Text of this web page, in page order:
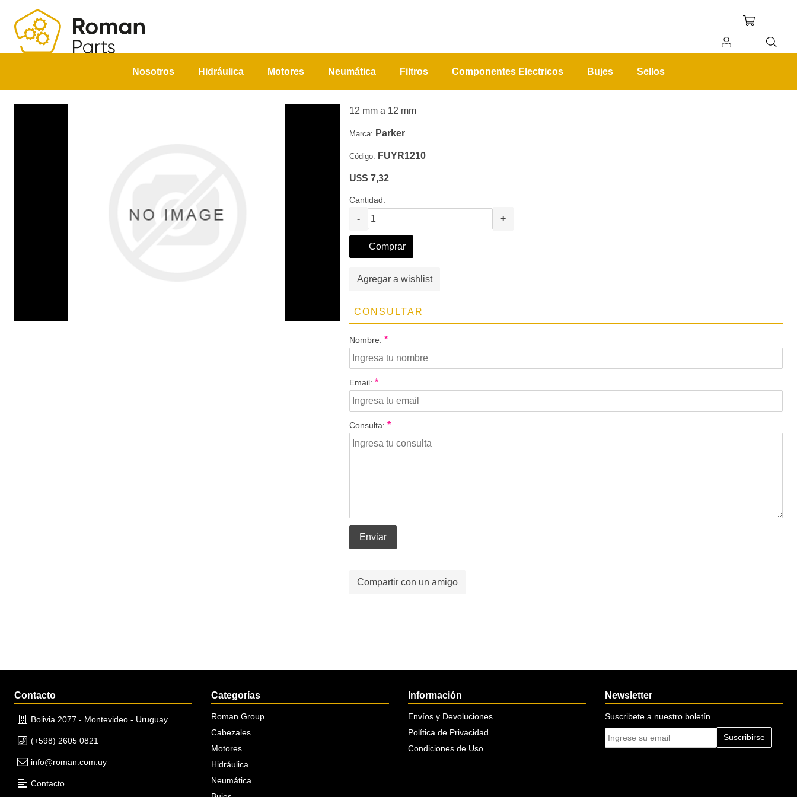
Nosotros Hidráulica Motores Neumática Filtros Componentes Electricos Bujes Sellos
12 mm a 12 mm
Marca: Parker
Código: FUYR1210
U$S 7,32
Cantidad:
- +
Comprar
Agregar a wishlist
CONSULTAR
Nombre: *
Email: *
Consulta: *
Enviar
Compartir con un amigo
Contacto
Bolivia 2077 - Montevideo - Uruguay
(+598) 2605 0821
info@roman.com.uy
Contacto
Categorías
Roman Group
Cabezales
Motores
Hidráulica
Neumática
Información
Envíos y Devoluciones
Política de Privacidad
Condiciones de Uso
Newsletter
Suscribete a nuestro boletín
Suscribirse